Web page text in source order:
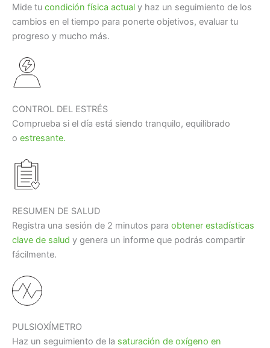
Mide tu condición física actual y haz un seguimiento de los
cambios en el tiempo para ponerte objetivos, evaluar tu
progreso y mucho más.
CONTROL DEL ESTRÉS
Comprueba si el día está siendo tranquilo, equilibrado
o estresante.
RESUMEN DE SALUD
Registra una sesión de 2 minutos para obtener estadísticas
clave de salud y genera un informe que podrás compartir
fácilmente.
PULSIOXÍMETRO
Haz un seguimiento de la saturación de oxígeno en